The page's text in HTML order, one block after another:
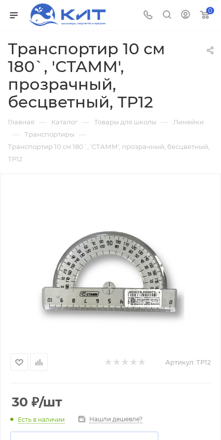
0
Транспортир 10 см
180`, 'СТАММ',
прозрачный,
бесцветный, ТР12
Главная — Каталог — Товары для школы — Линейки
— Транспортиры —
Транспортир 10 см 180`, 'СТАММ', прозрачный, бесцветный,
ТР12
Артикул: ТР12
30 ₽/шт
Есть в наличии Нашли дешевле?